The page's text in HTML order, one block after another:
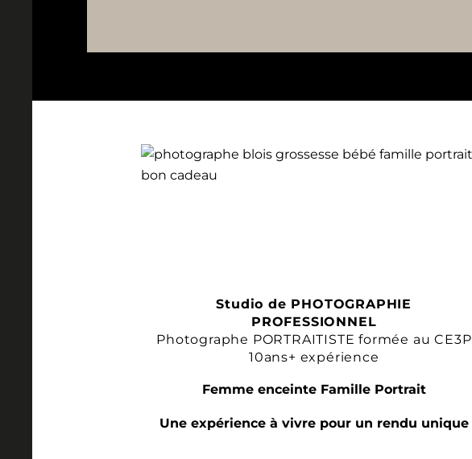
Studio de PHOTOGRAPHIE
PROFESSIONNEL
Photographe PORTRAITISTE formée au CE3P
10ans+ expérience
Femme enceinte Famille Portrait
Une expérience à vivre pour un rendu unique